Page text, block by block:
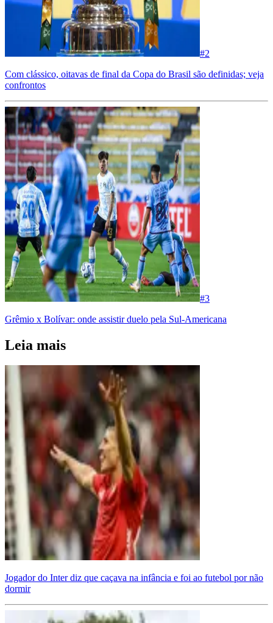
#2
Com clássico, oitavas de final da Copa do Brasil são definidas; veja
confrontos
#3
Grêmio x Bolívar: onde assistir duelo pela Sul-Americana
Leia mais
Jogador do Inter diz que caçava na infância e foi ao futebol por não
dormir